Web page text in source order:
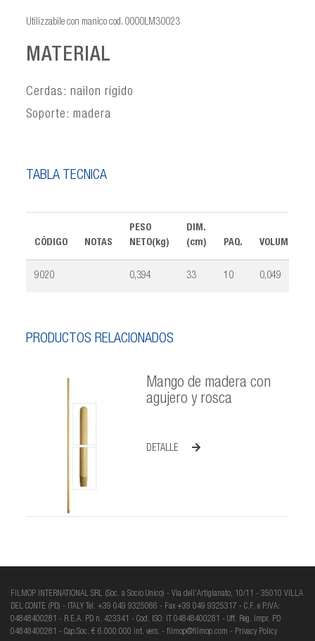
Utilizzabile con manico cod. 0000LM30023
MATERIAL
Cerdas: nailon rígido
Soporte: madera
TABLA TÉCNICA
CÓDIGO NOTAS
PESO
NETO(kg)
DIM.
(cm)
PAQ.
9020 0,394 33 10 0,049
PRODUCTOS RELACIONADOS
Mango de madera con
agujero y rosca
DETALLE
FILMOP INTERNATIONAL SRL (Soc. a Socio Unico) - Via dell’Artigianato, 10/11 - 35010 VILLA
DEL CONTE (PD) - ITALY Tel. +39 049 9325066 - Fax +39 049 9325317 - C.F. e P.IVA:
04848400281 - R.E.A. PD n. 423341 - Cod. ISO: IT 04848400281 - Uff. Reg. Impr. PD
04848400281 - Cap.Soc. € 6.000.000 int. vers. - filmop@filmop.com - Privacy Policy